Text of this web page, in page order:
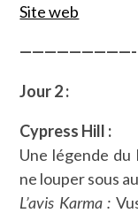
Site web
—————————-
Jour 2 :
Cypress Hill :
Une légende
ne louper sous
L’avis Karma :